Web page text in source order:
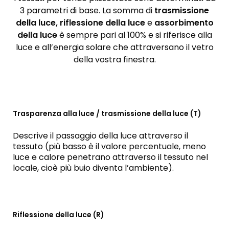
3 parametri di base. La somma di trasmissione
della luce, riflessione della lucee assorbimento
della luceè sempre pari al 100% e si riferisce alla
luce e all’energia solare che attraversano il vetro
della vostra finestra.
Trasparenza alla luce / trasmissione della luce (T)
Descrive il passaggio della luce attraverso il
tessuto (più basso è il valore percentuale, meno
luce e calore penetrano attraverso il tessuto nel
locale, cioè più buio diventa l’ambiente).
Riflessione della luce (R)